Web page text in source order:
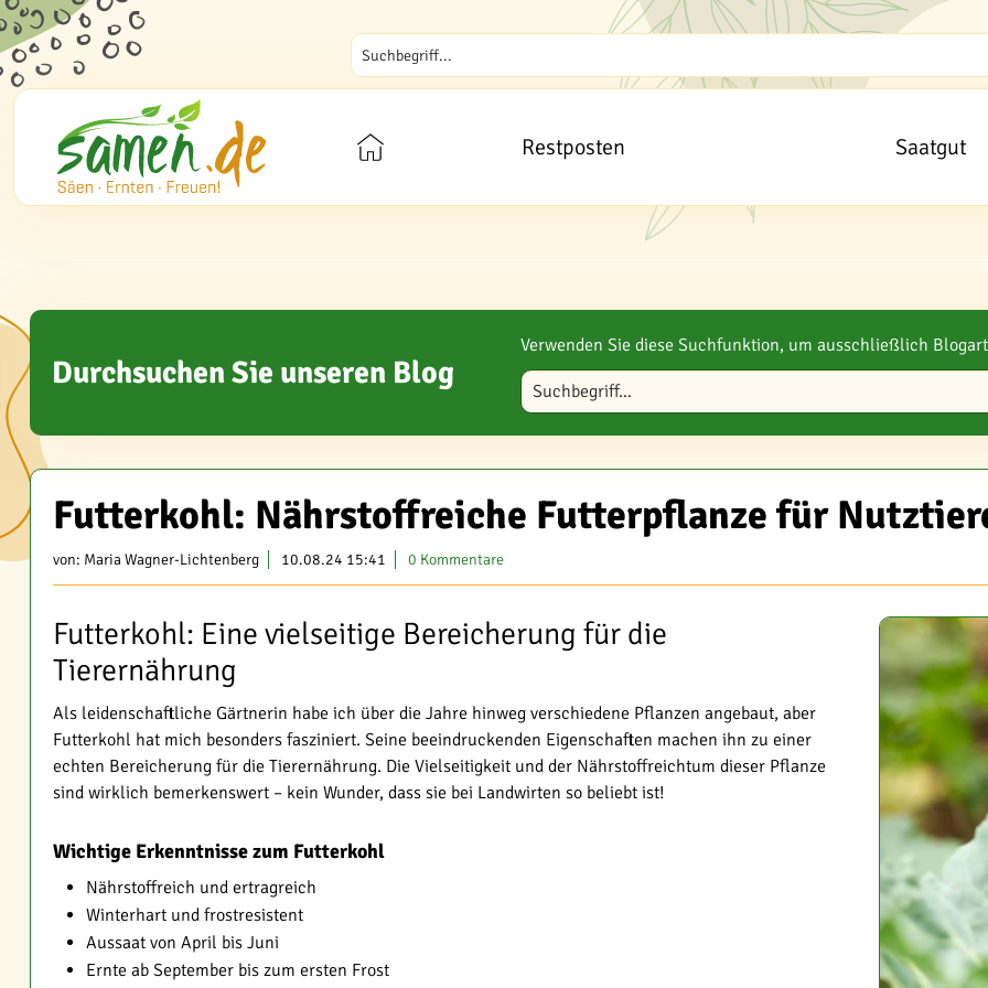
Restposten Saatgut
Durchsuchen Sie unseren Blog
Verwenden Sie diese Suchfunktion, um ausschließlich
Blog durchsuchen
Futterkohl: Nährstoffreiche Futterpflanze für
von: Maria Wagner-Lichtenberg 10.08.24 15:41 0 Kommentare
Futterkohl: Eine vielseitige Bereicherung für die
Tierernährung
Als leidenschaftliche Gärtnerin habe ich über die Jahre hinweg verschiedene Pflanzen angebaut, aber
Futterkohl hat mich besonders fasziniert. Seine beeindruckenden Eigenschaften machen ihn zu einer
echten Bereicherung für die Tierernährung. Die Vielseitigkeit und der Nährstoffreichtum dieser Pflanze
sind wirklich bemerkenswert – kein Wunder, dass sie bei Landwirten so beliebt ist!
Wichtige Erkenntnisse zum Futterkohl
Nährstoffreich und ertragreich
Winterhart und frostresistent
Aussaat von April bis Juni
Ernte ab September bis zum ersten Frost